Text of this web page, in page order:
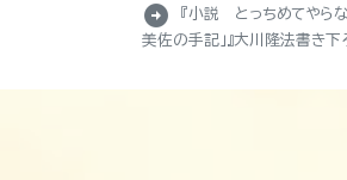
arrow_circle_right
『小説 とっちめてやらな
美佐の手記」』大川隆法書き下